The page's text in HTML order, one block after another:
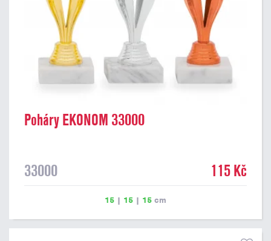
Poháry EKONOM 33000
33000 115 Kč
15 | 15 | 15 cm